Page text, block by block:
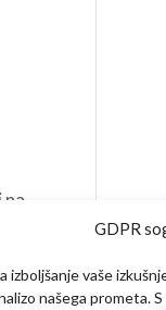
GDPR
izboljšanje vaše
našega prometa.